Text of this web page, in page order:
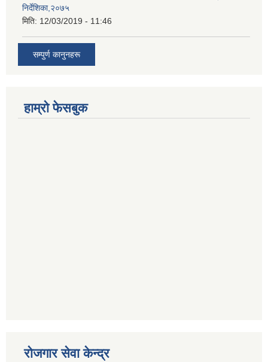
निर्देशिका,२०७५
मिति: 12/03/2019 - 11:46
सम्पुर्ण कानुनहरू
हाम्रो फेसबुक
रोजगार सेवा केन्द्र